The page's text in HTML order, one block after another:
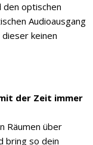
den optischen
Audioausgang
keinen
der Zeit immer
Räumen über
bring so dein